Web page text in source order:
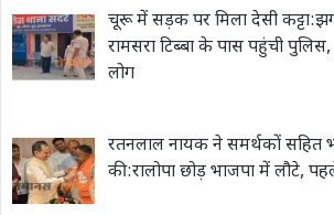
चूरू में सड़क पर मिला देसी
रामसरा टिब्बा के पास पहुंची
लोग
रतनलाल नायक ने समर्थकों सहित
की:रालोपा छोड़ भाजपा में लौटे,